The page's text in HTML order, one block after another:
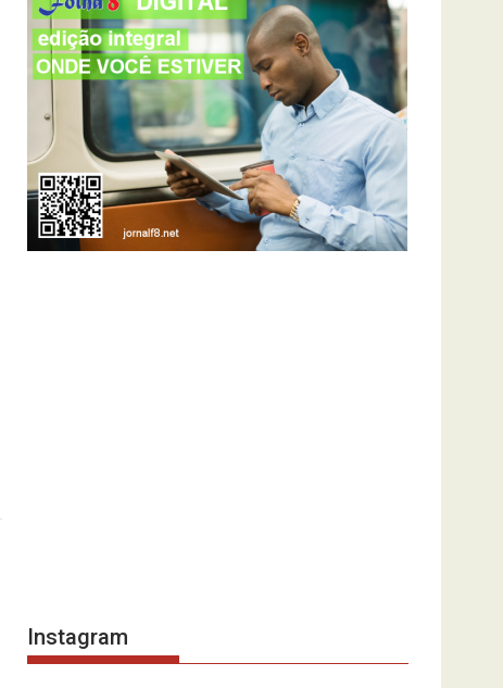
Instagram